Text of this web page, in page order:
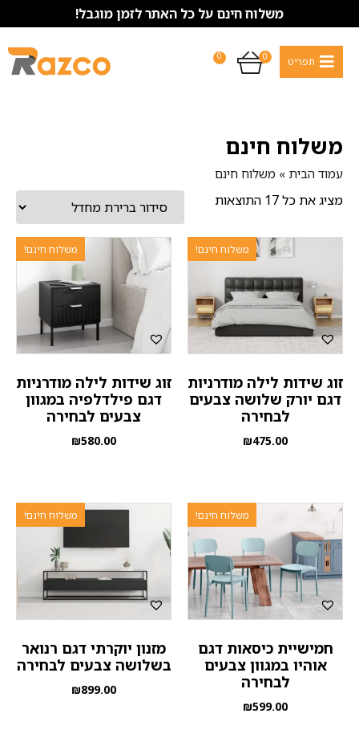
משלוח חינם על כל האתר לזמן מוגבל!
0
0
משלוח חינם
עמוד הבית » משלוח חינם
מציג את כל 17 התוצאות
משלוח חינם!
זוג שידות לילה מודרניות
דגם יורק שלושה צבעים
לבחירה
₪475.00
משלוח חינם!
זוג שידות לילה מודרניות
דגם פילדלפיה במגוון
צבעים לבחירה
₪580.00
משלוח חינם!
חמישיית כיסאות דגם
אוהיו במגוון צבעים
לבחירה
₪599.00
משלוח חינם!
מזנון יוקרתי דגם רנואר
בשלושה צבעים לבחירה
₪899.00